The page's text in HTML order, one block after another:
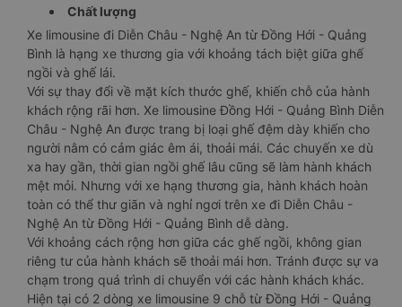
Chất lượng
Xe limousine đi Diễn Châu - Nghệ An từ Đồng Hới - Quảng
Bình là hạng xe thương gia với khoảng tách biệt giữa ghế
ngồi và ghế lái.
Với sự thay đổi về mặt kích thước ghế, khiến chỗ của hành
khách rộng rãi hơn. Xe limousine Đồng Hới - Quảng Bình Diễn
Châu - Nghệ An được trang bị loại ghế đệm dày khiến cho
người nằm có cảm giác êm ái, thoải mái. Các chuyến xe dù
xa hay gần, thời gian ngồi ghế lâu cũng sẽ làm hành khách
mệt mỏi. Nhưng với xe hạng thương gia, hành khách hoàn
toàn có thể thư giãn và nghỉ ngơi trên xe đi Diễn Châu -
Nghệ An từ Đồng Hới - Quảng Bình dễ dàng.
Với khoảng cách rộng hơn giữa các ghế ngồi, không gian
riêng tư của hành khách sẽ thoải mái hơn. Tránh được sự va
chạm trong quá trình di chuyển với các hành khách khác.
Hiện tại có 2 dòng xe limousine 9 chỗ từ Đồng Hới - Quảng